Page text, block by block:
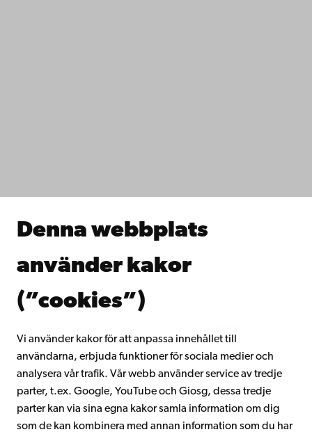
Denna webbplats
använder kakor
(”cookies”)
Vi använder kakor för att anpassa innehållet till
användarna, erbjuda funktioner för sociala medier och
analysera vår trafik. Vår webb använder service av tredje
parter, t.ex. Google, YouTube och Giosg, dessa tredje
parter kan via sina egna kakor samla information om dig
som de kan kombinera med annan information som du har
Samarbeta med oss
Kontinuerligt lärande
Gå med i Åbo Akademis alumnnätverk
Intranätet
Facebook InstagramYouTube LinkedIn Blog Snapchat